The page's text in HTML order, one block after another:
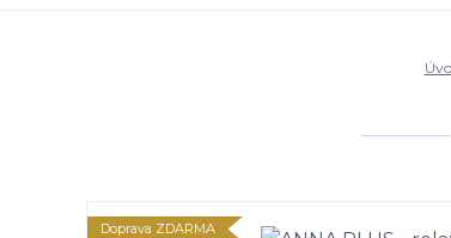
Doprava ZDARMA